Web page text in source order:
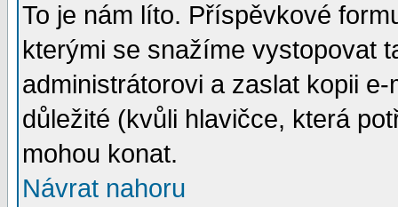
To je nám líto. Příspěvkové
kterými se snažíme vystopovat
administrátorovi a zaslat kopii
důležité (kvůli hlavičce, která
mohou konat.
Návrat nahoru